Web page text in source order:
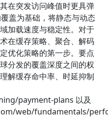
在突发访问峰值时更具弹
盖为基础，将静态与动态
加载速度与稳定性。对于
在缓存策略、聚合、解码
优化策略的第一步。要点
分发的覆盖深度之间的权
解缓存命中率、时延抑制
payment-plans 以及
web/fundamentals/